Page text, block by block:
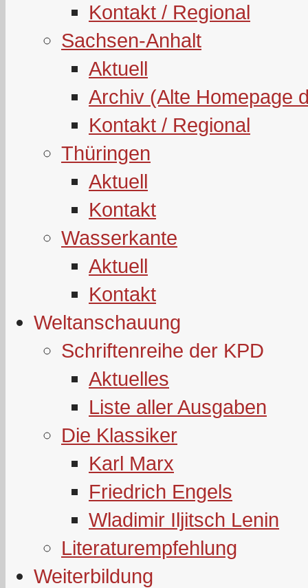
Kontakt / Regional
Sachsen-Anhalt
Aktuell
Archiv (Alte Homepage
Kontakt / Regional
Thüringen
Aktuell
Kontakt
Wasserkante
Aktuell
Kontakt
Weltanschauung
Schriftenreihe der KPD
Aktuelles
Liste aller Ausgaben
Die Klassiker
Karl Marx
Friedrich Engels
Wladimir Iljitsch Lenin
Literaturempfehlung
Weiterbildung